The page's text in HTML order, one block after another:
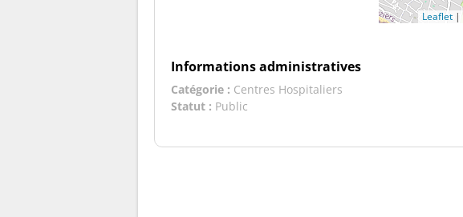
Leaflet |
Informations administratives
Catégorie : Centres Hospitaliers
Statut : Public